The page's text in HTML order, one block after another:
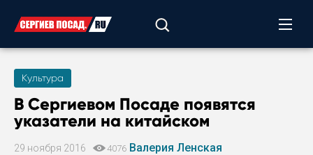
Культура
В Сергиевом Посаде появятся
указатели на китайском
29 ноября 2016 4076 Валерия Ленская